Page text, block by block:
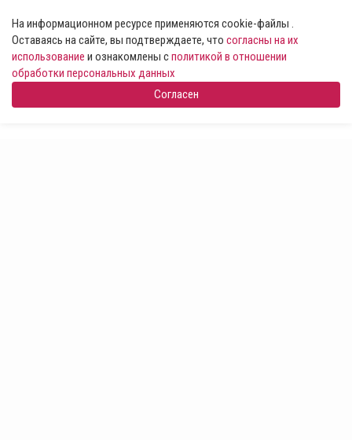
На информационном ресурсе применяются cookie-файлы .
Оставаясь на сайте, вы подтверждаете, что согласны на их
использование и ознакомлены сполитикой в отношении
обработки персональных данных
Согласен